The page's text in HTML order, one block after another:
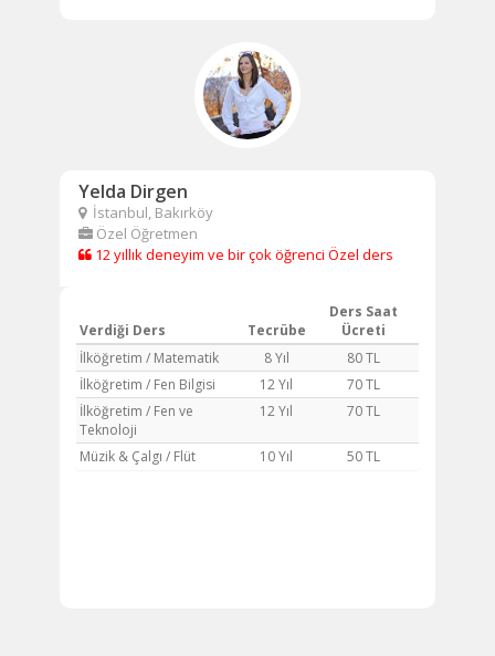
Yelda Dirgen
İstanbul, Bakırköy
Özel Öğretmen
12 yıllık deneyim ve bir çok öğrenci Özel ders
Verdiği Ders Tecrübe
Ders Saat
Ücreti
İlköğretim / Matematik
8 Yıl
80 TL
İlköğretim / Fen Bilgisi
12 Yıl
70 TL
İlköğretim / Fen ve
Teknoloji
12 Yıl 70 TL
Müzik & Çalgı / Flüt 10 Yıl 50 TL